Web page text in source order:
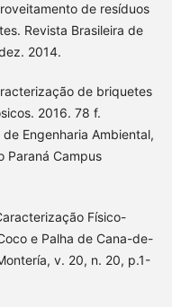
de resíduos
Revista Brasileira de
2014.
de briquetes
2016. 78 f.
Engenharia Ambiental,
Paraná Campus
Físico-
e Palha de Cana-de-
v. 20, n. 20, p.1-